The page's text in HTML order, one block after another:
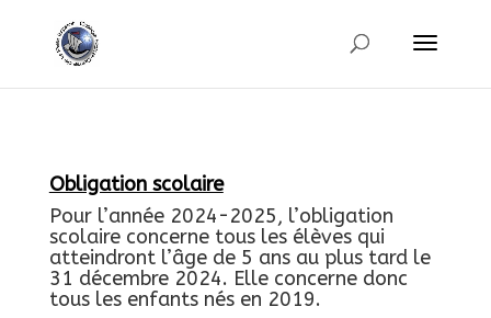
Obligation scolaire
Pour l’année 2024-2025, l’obligation
scolaire concerne tous les élèves qui
atteindront l’âge de 5 ans au plus tard le
31 décembre 2024. Elle concerne donc
tous les enfants nés en 2019.